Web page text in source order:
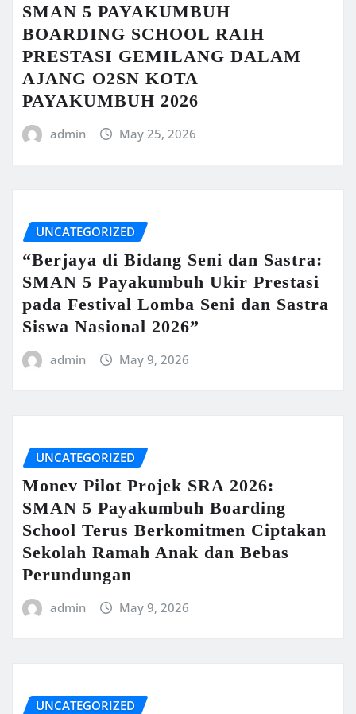
SMAN 5 PAYAKUMBUH
BOARDING SCHOOL RAIH
PRESTASI GEMILANG DALAM
AJANG O2SN KOTA
PAYAKUMBUH 2026
admin May 25, 2026
UNCATEGORIZED
“Berjaya di Bidang Seni dan Sastra:
SMAN 5 Payakumbuh Ukir Prestasi
pada Festival Lomba Seni dan Sastra
Siswa Nasional 2026”
admin May 9, 2026
UNCATEGORIZED
Monev Pilot Projek SRA 2026:
SMAN 5 Payakumbuh Boarding
School Terus Berkomitmen Ciptakan
Sekolah Ramah Anak dan Bebas
Perundungan
admin May 9, 2026
UNCATEGORIZED